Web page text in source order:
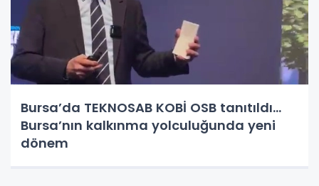
Bursa’da TEKNOSAB KOBİ OSB tanıtıldı...
Bursa’nın kalkınma yolculuğunda yeni
dönem